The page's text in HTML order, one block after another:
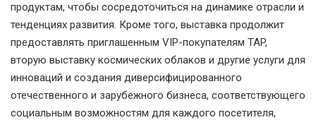
продуктам, чтобы сосредоточиться на динамике отрасли и
тенденциях развития. Кроме того, выставка продолжит
предоставлять приглашенным VIP-покупателям TAP,
вторую выставку космических облаков и другие услуги для
инноваций и создания диверсифицированного
отечественного и зарубежного бизнеса, соответствующего
социальным возможностям для каждого посетителя,